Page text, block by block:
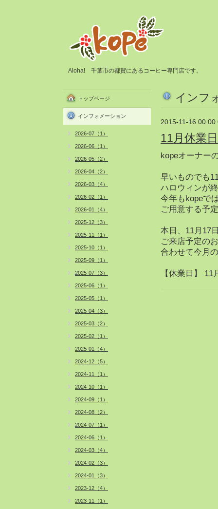
Aloha! 千葉市の都賀にあるコーヒー専門店です。
インフ
2015-11-16
11月休業
kopeオーナー
早いものでも
ハロウィンが
今年もkopeで
ご用意する予
本日、11月17
ご来店予定の
合わせて今月
【休業日】
トップページ
インフォメーション
2026-07（1）
2026-06（1）
2026-05（2）
2026-04（2）
2026-03（4）
2026-02（1）
2026-01（4）
2025-12（3）
2025-11（1）
2025-10（1）
2025-09（1）
2025-07（3）
2025-06（1）
2025-05（1）
2025-04（3）
2025-03（2）
2025-02（1）
2025-01（4）
2024-12（5）
2024-11（1）
2024-10（1）
2024-09（1）
2024-08（2）
2024-07（1）
2024-06（1）
2024-03（4）
2024-02（3）
2024-01（3）
2023-12（4）
2023-11（1）